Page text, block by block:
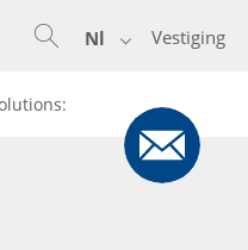
Vestiging
Nl